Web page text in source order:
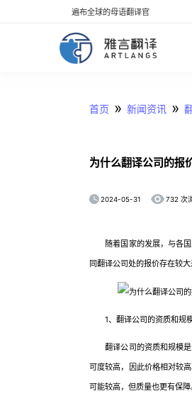
遍布全球的母语翻译官
首页 » 新闻资讯 »
为什么翻译公司的报
2024-05-31 732 次
随着国家的发展，与各国
同翻译公司处的报价存在较
1、翻译公司的资质和规
翻译公司的资质和规模是
可度较高，因此价格相对较
可能较高，但质量也更有保